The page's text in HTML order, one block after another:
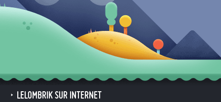
LELOMBRIK SUR INTERNET